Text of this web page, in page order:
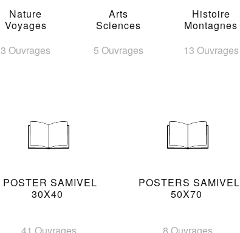
Nature
Voyages
3 Ouvrages
Arts
Sciences
5 Ouvrages
Histoire
Montagnes
13 Ouvrages
POSTER SAMIVEL
30X40
41 Ouvrages
POSTERS SAMIVEL
50X70
8 Ouvrages